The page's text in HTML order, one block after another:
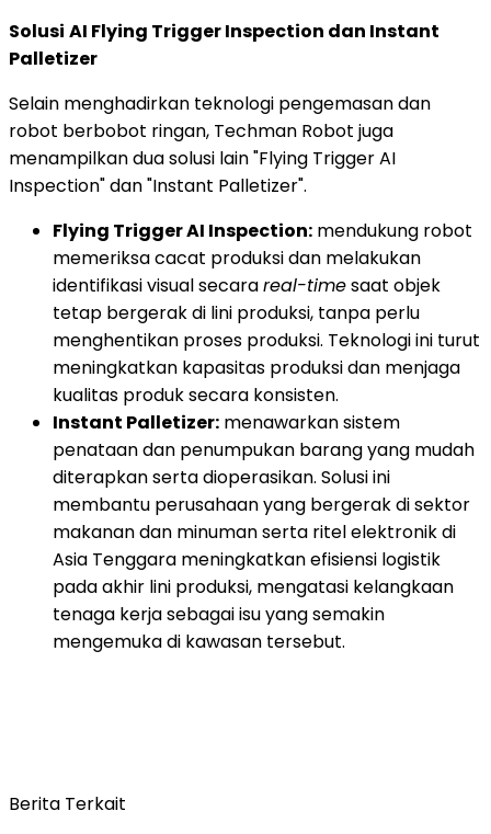
Solusi AI Flying Trigger Inspection dan Instant
Palletizer
Selain menghadirkan teknologi pengemasan dan
robot berbobot ringan, Techman Robot juga
menampilkan dua solusi lain "Flying Trigger AI
Inspection" dan "Instant Palletizer".
Flying Trigger AI Inspection: mendukung robot
memeriksa cacat produksi dan melakukan
identifikasi visual secarareal-timesaat objek
tetap bergerak di lini produksi, tanpa perlu
menghentikan proses produksi. Teknologi ini turut
meningkatkan kapasitas produksi dan menjaga
kualitas produk secara konsisten.
Instant Palletizer: menawarkan sistem
penataan dan penumpukan barang yang mudah
diterapkan serta dioperasikan. Solusi ini
membantu perusahaan yang bergerak di sektor
makanan dan minuman serta ritel elektronik di
Asia Tenggara meningkatkan efisiensi logistik
pada akhir lini produksi, mengatasi kelangkaan
tenaga kerja sebagai isu yang semakin
mengemuka di kawasan tersebut.
Berita Terkait